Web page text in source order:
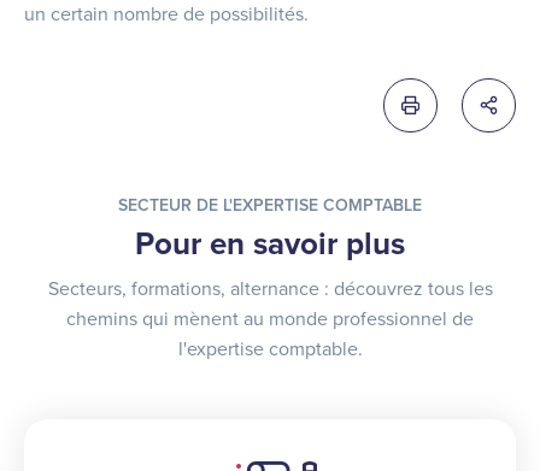
un certain nombre de possibilités.
Imprimer cette
SECTEUR DE L'EXPERTISE COMPTABLE
Pour en savoir plus
Secteurs, formations, alternance : découvrez tous les
chemins qui mènent au monde professionnel de
l'expertise comptable.